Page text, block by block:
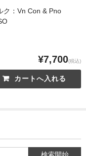
：Vn Con & Pno
¥7,700(税込)